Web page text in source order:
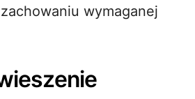
wymaganej